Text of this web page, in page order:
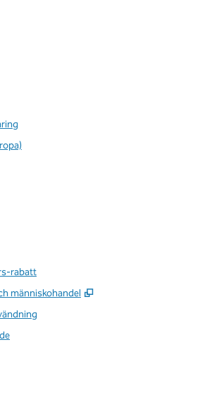
rabatt
människohandel
,